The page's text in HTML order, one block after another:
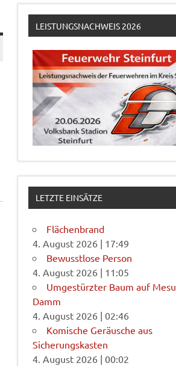
LEISTUNGSNACHWEIS 2026
LETZTE EINSÄTZE
Flächenbrand
4. August 2026 | 17:49
Bewusstlose Person
4. August 2026 | 11:05
Umgestürzter Baum auf
Damm
4. August 2026 |02:46
Komische Geräusche aus
Sicherungskasten
4. August 2026 |00:02